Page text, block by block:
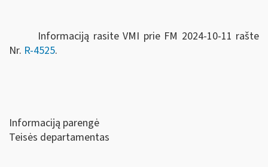
Informaciją rasite VMI prie FM 2024-10-11 rašte
Nr. R-4525.
Informaciją parengė
Teisės departamentas